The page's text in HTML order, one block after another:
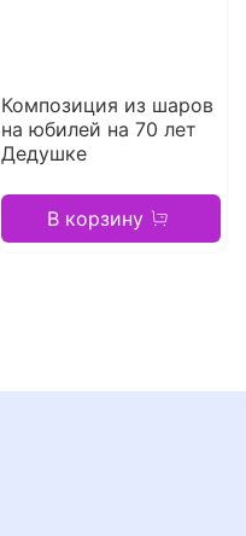
Композиция из шаров
на юбилей на 70 лет
Дедушке
В корзину